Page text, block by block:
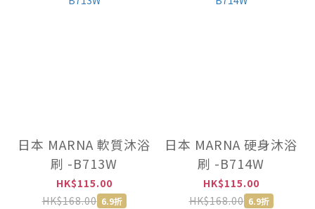
日本 MARNA 軟質沐浴
刷 -B713W
HK$115.00
HK$168.00 6.9折
日本 MARNA 硬身沐浴
刷 -B714W
HK$115.00
HK$168.00 6.9折